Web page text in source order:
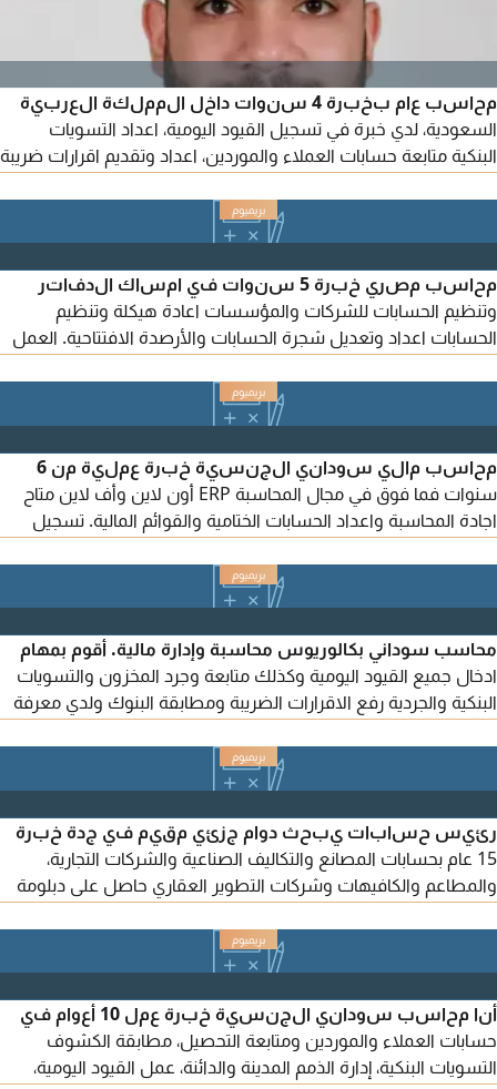
محاسب عام بخبرة 4 سنوات داخل المملكة العربية
السعودية، لدي خبرة في تسجيل القيود اليومية، اعداد التسويات
البنكية متابعة حسابات العملاء والموردين، اعداد وتقديم اقرارات ضريبة
القيمة المضافة (VAT) واعداد القوائم المالية، بما في ذلك قائمة الدخل
وقائمة المركز المالي، مع اجادة العمل على أنظمة ERP مثل odoo
محاسب مصري خبرة 5 سنوات في امساك الدفاتر
وتنظيم الحسابات للشركات والمؤسسات اعادة هيكلة وتنظيم
الحسابات اعداد وتعديل شجرة الحسابات والأرصدة الافتتاحية. العمل
البنك. الدورة المستندية الكاملة إدارة المشتريات، المبيعات، ومتابعة
ذمم العملاء والموردين واعداد القوائم المالية متابعة المواقع
محاسب مالي سوداني الجنسية خبرة عملية من 6
سنوات فما فوق في مجال المحاسبة ERP أون لاين وأف لاين متاح
اجادة المحاسبة واعداد الحسابات الختامية والقوائم المالية. تسجيل
والموردين التعامل مع الاقرارات الضريبية وجميع المنصات الحكوميه
الخاصه بالمجال مثل منصة حماية الأجور مدد وقوى ومقيم وغيرها
محاسب سوداني بكالوريوس محاسبة وإدارة مالية. أقوم بمهام
ادخال جميع القيود اليومية وكذلك متابعة وجرد المخزون والتسويات
البنكية والجردية رفع الاقرارات الضريبة ومطابقة البنوك ولدي معرفة
قد عملت محاسب لمدة 5 سنوات بمؤسسة مقاولات وشركة
رئيس حسابات يبحث دوام جزئي مقيم في جدة خبرة
15 عام بحسابات المصانع والتكاليف الصناعية والشركات التجارية،
والمطاعم والكافيهات وشركات التطوير العقاري حاصل على دبلومة
(ACCA) خبرة في اعداد التقارير المالية وقائمة الدخل والميزانية
العمومية خبرة في الاقرارات الضريبية واقرار استرداد ضريبة القيمة
أنا محاسب سوداني الجنسية خبرة عمل 10 أعوام في
حسابات العملاء والموردين ومتابعة التحصيل، مطابقة الكشوف
التسويات البنكية، إدارة الذمم المدينة والدائنة، عمل القيود اليومية،